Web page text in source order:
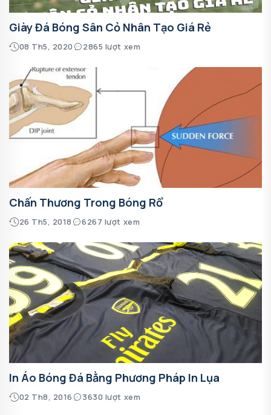
Giày Đá Bóng Sân Cỏ Nhân Tạo Giá Rẻ
08 Th5, 2020 2865 lượt xem
Chấn Thương Trong Bóng Rổ
26 Th5, 2018 6267 lượt xem
In Áo Bóng Đá Bằng Phương Pháp In Lụa
02 Th8, 2016 3630 lượt xem